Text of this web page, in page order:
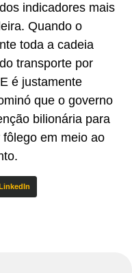
indicadores mais
Quando o
toda a cadeia
transporte por
é justamente
que o governo
bilionária para
em meio ao